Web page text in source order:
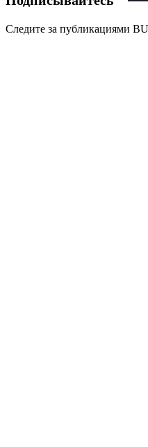
Следите за публикациями